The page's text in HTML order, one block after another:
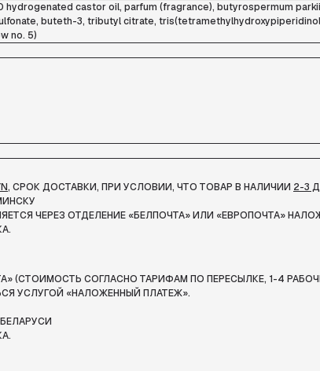
castor oil, parfum (fragrance), butyrospermum
buteth-3, tributyl citrate,
no. 5)
, СРОК ДОСТАВКИ, ПРИ УСЛОВИИ, ЧТО ТОВАР В НАЛИЧИИ 2-3
ЧЕРЕЗ ОТДЕЛЕНИЕ «БЕЛПОЧТА»ИЛИ «ЕВРОПОЧТА»
(СТОИМОСТЬ СОГЛАСНО ТАРИФАМ ПО ПЕРЕСЫЛКЕ, 1-4
УСЛУГОЙ «НАЛОЖЕННЫЙ ПЛАТЕЖ».